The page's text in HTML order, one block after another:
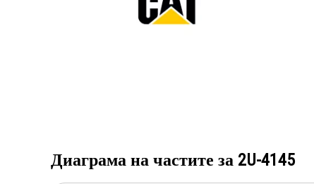
Диаграма на частите за 2U-4145